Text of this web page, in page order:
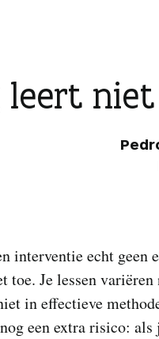
leert
interventie echt
toe. Je lessen
in effectieve
een extra risico: